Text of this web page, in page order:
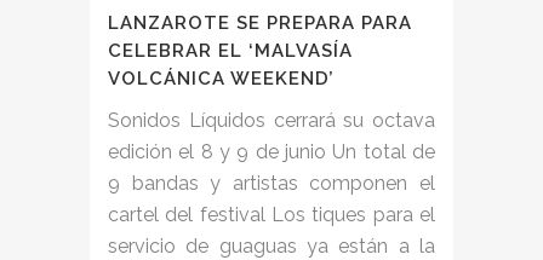
LANZAROTE SE PREPARA PARA
CELEBRAR EL ‘MALVASÍA
VOLCÁNICA WEEKEND’
Sonidos Líquidos cerrará su octava
edición el 8 y 9 de junio Un total de
9 bandas y artistas componen el
cartel del festival Los tiques para el
servicio de guaguas ya están a la